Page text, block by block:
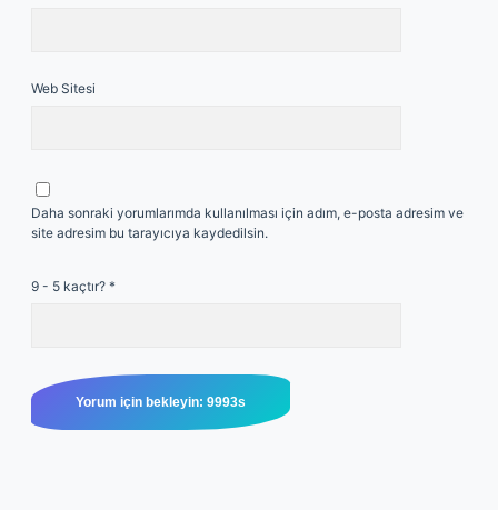
Web Sitesi
Daha sonraki yorumlarımda kullanılması için adım, e-posta adresim ve
site adresim bu tarayıcıya kaydedilsin.
9 - 5 kaçtır? *